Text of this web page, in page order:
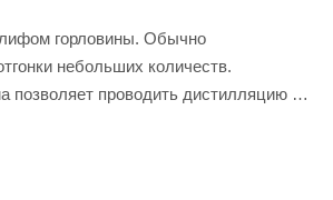
горловины. Обычно
небольших количеств.
позволяет проводить дистилляцию до